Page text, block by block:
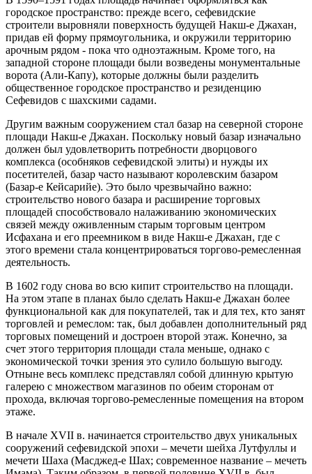
городское пространство: прежде всего, сефевидские
строители выровняли поверхность будущей Накш-е Джахан,
придав ей форму прямоугольника, и окружили территорию
арочным рядом - пока что одноэтажным. Кроме того, на
западной стороне площади были возведены монументальные
ворота (Али-Капу), которые должны были разделить
общественное городское пространство и резиденцию
Сефевидов с шахскими садами.
Другим важным сооружением стал базар на северной стороне
площади Накш-е Джахан. Поскольку новый базар изначально
должен был удовлетворить потребности дворцового
комплекса (особняков сефевидской элиты) и нужды их
посетителей, базар часто называют королевским базаром
(Базар-е Кейсарийе). Это было чрезвычайно важно:
строительство нового базара и расширение торговых
площадей способствовало налаживанию экономических
связей между оживленным старым торговым центром
Исфахана и его преемником в виде Накш-е Джахан, где с
этого времени стала концентрироваться торгово-ремесленная
деятельность.
В 1602 году снова во всю кипит строительство на площади.
На этом этапе в планах было сделать Накш-е Джахан более
функциональной как для покупателей, так и для тех, кто занят
торговлей и ремеслом: так, был добавлен дополнительный ряд
торговых помещений и достроен второй этаж. Конечно, за
счет этого территория площади стала меньше, однако с
экономической точки зрения это сулило большую выгоду.
Отныне весь комплекс представлял собой длинную крытую
галерею с множеством магазинов по обеим сторонам от
прохода, включая торгово-ремесленные помещения на втором
этаже.
В начале XVII в. начинается строительство двух уникальных
сооружений сефевидской эпохи – мечети шейха Лутфуллы и
мечети Шаха (Масджед-е Шах; современное название – мечеть